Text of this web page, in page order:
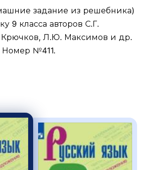
задание из решебника)
9 класса авторов С.Г.
Крючков, Л.Ю. Максимов и др.
Номер №411.